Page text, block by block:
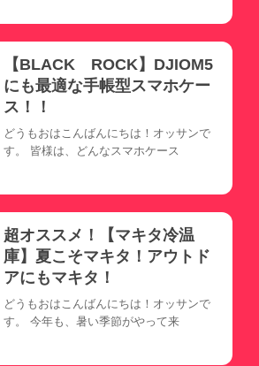
【BLACK ROCK】DJIOM5
にも最適な手帳型スマホケー
ス！！
どうもおはこんばんにちは！オッサンで
す。 皆様は、どんなスマホケース
超オススメ！【マキタ冷温
庫】夏こそマキタ！アウトド
アにもマキタ！
どうもおはこんばんにちは！オッサンで
す。 今年も、暑い季節がやって来